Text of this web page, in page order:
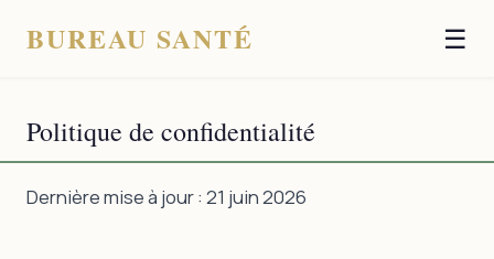
BUREAU SANTÉ ☰
Politique de confidentialité
Dernière mise à jour : 21 juin 2026